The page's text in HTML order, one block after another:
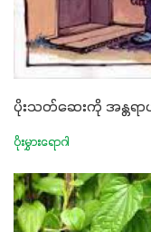
ပိုးသတ်ဆေးကို အန္တရာ
ပိုးမွှားရောဂါ